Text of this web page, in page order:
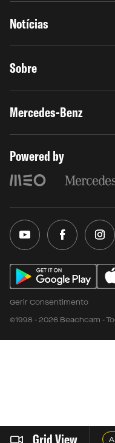
Grid View
Notícias
Sobre
Mercedes-Benz
Powered by
Gerir Consentimento
©1998 - 2026 Beachcam -